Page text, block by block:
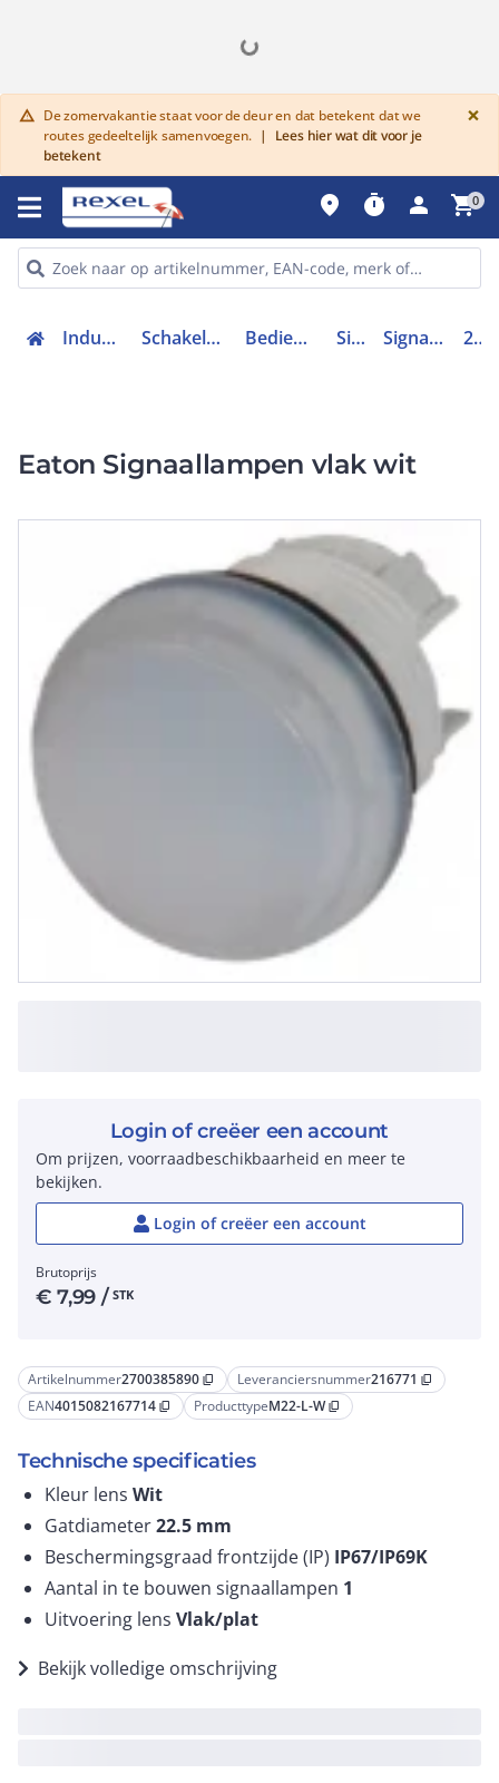
warning De zomervakantie staat voor de deur en dat betekent dat we
routes gedeeltelijk samenvoegen. |
Lees hier wat dit voor je
betekent
×
place timer person shopping_cart0
Industriele componenten Schakelen, bedienen en signaleren Bedieningen en signaleringen Signaallampen Signaallamp frontelement 216771
Eaton Signaallampen vlak wit
Artikelnummer2700385890 content_copy Leveranciersnummer216771 content_copy
EAN4015082167714 content_copy ProducttypeM22-L-W content_copy
Technische specificaties
Kleur lens Wit
Gatdiameter22.5 mm
Beschermingsgraad frontzijde (IP) IP67/IP69K
Aantal in te bouwen signaallampen 1
Uitvoering lens Vlak/plat
Bekijk volledige omschrijving
Login of creëer een account
Om prijzen, voorraadbeschikbaarheid en meer te
bekijken.
Login of creëer een account
Brutoprijs
€7,99 / STK